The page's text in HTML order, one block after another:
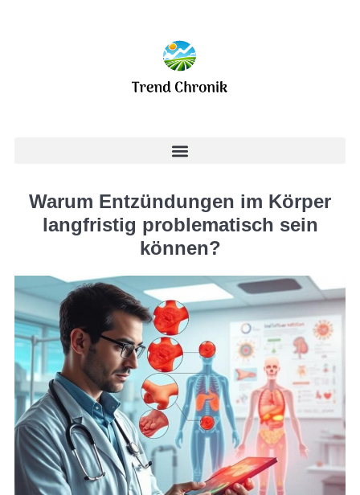
Warum Entzündungen im Körper
langfristig problematisch sein
können?